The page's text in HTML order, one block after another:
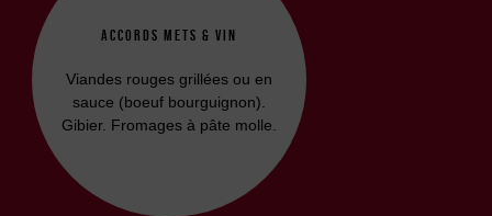
ACCORDS METS & VIN
Viandes rouges grillées ou en
sauce (boeuf bourguignon).
Gibier. Fromages à pâte molle.